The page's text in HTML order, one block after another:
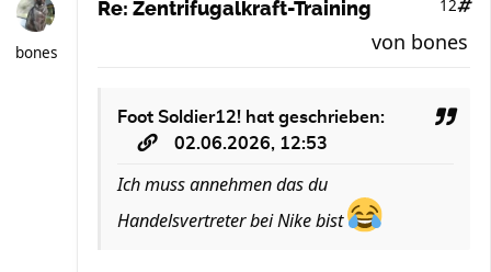
bones
Re: Zentrifugalkraft-Training 12
von bones
Foot Soldier12! hat geschrieben:
02.06.2026, 12:53
Ich muss annehmen das du
Handelsvertreter bei Nike bist